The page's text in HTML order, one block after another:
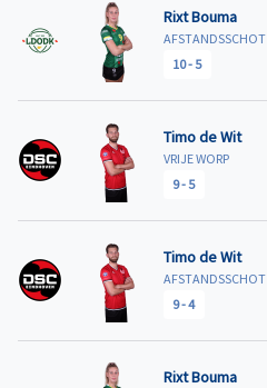
Rixt Bouma
AFSTANDSSCHOT
10-5
Timo de Wit
VRIJE WORP
9-5
Timo de Wit
AFSTANDSSCHOT
9-4
Rixt Bouma